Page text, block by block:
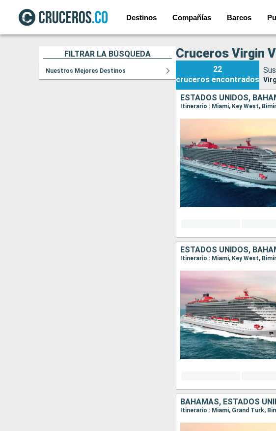
Destinos Compañías Barcos
FILTRAR LA BÚSQUEDA
Nuestros Mejores Destinos
Cruceros Virgin
22
cruceros encontrados
ESTADOS UNIDOS,
Itinerario : Miami, Key West,
ESTADOS UNIDOS,
Itinerario : Miami, Key West,
BAHAMAS, ESTADOS
Itinerario : Miami, Grand Turk,